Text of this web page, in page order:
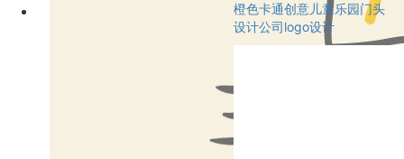
橙色卡通创意儿童乐园门头
设计公司logo设计